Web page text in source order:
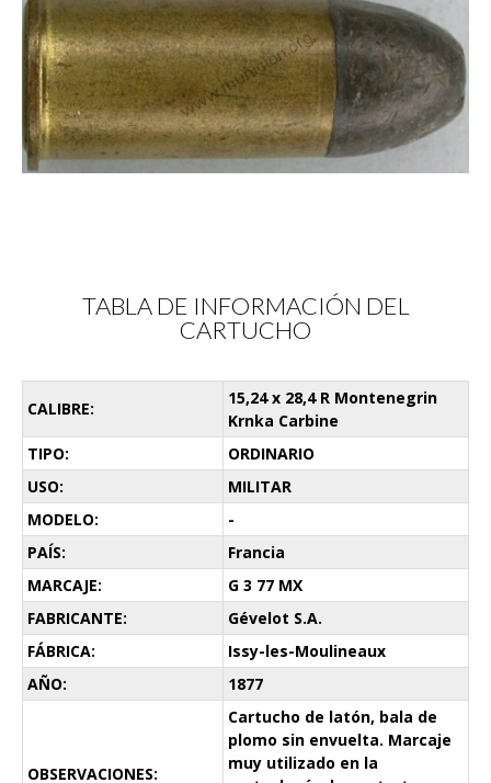
TABLA DE INFORMACIÓN DEL
CARTUCHO
CALIBRE:
15,24 x 28,4 R Montenegrin
Krnka Carbine
TIPO:
ORDINARIO
USO:
MILITAR
MODELO:
-
PAÍS:
Francia
MARCAJE:
G 3 77 MX
FABRICANTE:
Gévelot S.A.
FÁBRICA:
Issy-les-Moulineaux
AÑO:
1877
OBSERVACIONES:
Cartucho de latón, bala de
plomo sin envuelta. Marcaje
muy utilizado en la